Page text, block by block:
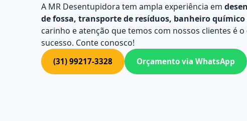
A MR Desentupidora tem ampla experiência em
de fossa, transporte de resíduos, banheiro químico
carinho e atenção que temos com nossos clientes é
sucesso. Conte conosco!
(31) 99217-3328 Orçamento via WhatsApp